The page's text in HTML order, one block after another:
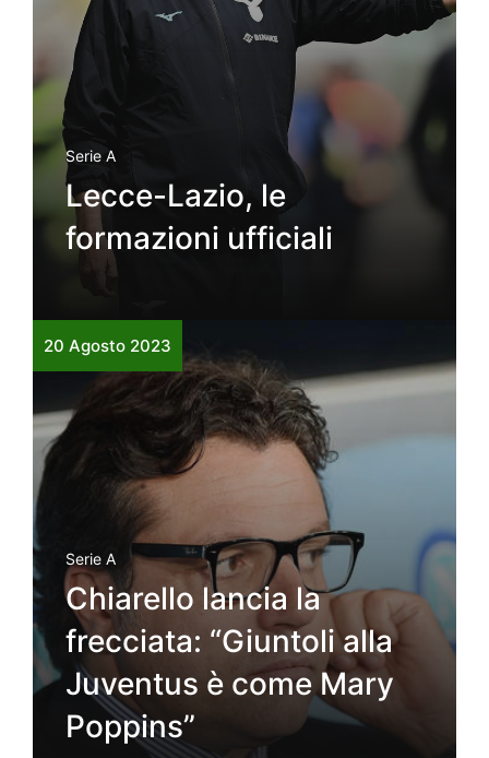
Serie A
Lecce-Lazio, le
formazioni ufficiali
20 Agosto 2023
Serie A
Chiarello lancia la
frecciata: “Giuntoli alla
Juventus è come Mary
Poppins”